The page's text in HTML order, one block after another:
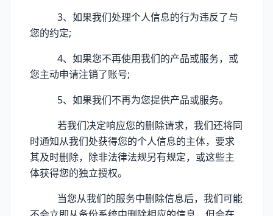
3、如果我们处理个人信息的行为违反了与
您的约定;
4、如果您不再使用我们的产品或服务，或
您主动申请注销了账号;
5、如果我们不再为您提供产品或服务。
若我们决定响应您的删除请求，我们还将同
时通知从我们处获得您的个人信息的主体，要求
其及时删除，除非法律法规另有规定，或这些主
体获得您的独立授权。
当您从我们的服务中删除信息后，我们可能